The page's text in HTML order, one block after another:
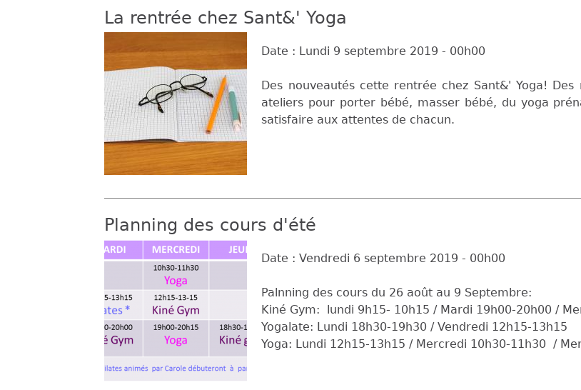
La rentrée chez Sant&' Yoga
Date : Lundi 9 septembre 2019 - 00h00
Des nouveautés cette rentrée chez Sant&' Yoga!
ateliers pour porter bébé, masser bébé, du yoga
satisfaire aux attentes de chacun.
Planning des cours d'été
Date : Vendredi 6 septembre 2019 - 00h00
Palnning des cours du 26 août au 9 Septembre:
Kiné Gym: lundi 9h15- 10h15 / Mardi 19h00-20h00 /
Yogalate: Lundi 18h30-19h30 / Vendredi 12h15-13h15
Yoga: Lundi 12h15-13h15 / Mercredi 10h30-11h30 /